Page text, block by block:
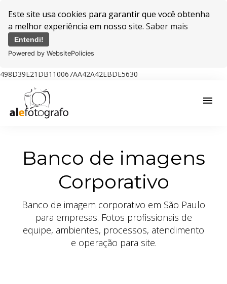
Este site usa cookies para garantir que você obtenha
a melhor experiência em nosso site. Saber mais
Entendi!
Powered by WebsitePolicies
498D39E21DB110067AA42A42EBDE5630
menu
Banco de imagens
Corporativo
Banco de imagem corporativo em São Paulo
para empresas. Fotos profissionais de
equipe, ambientes, processos, atendimento
e operação para site.